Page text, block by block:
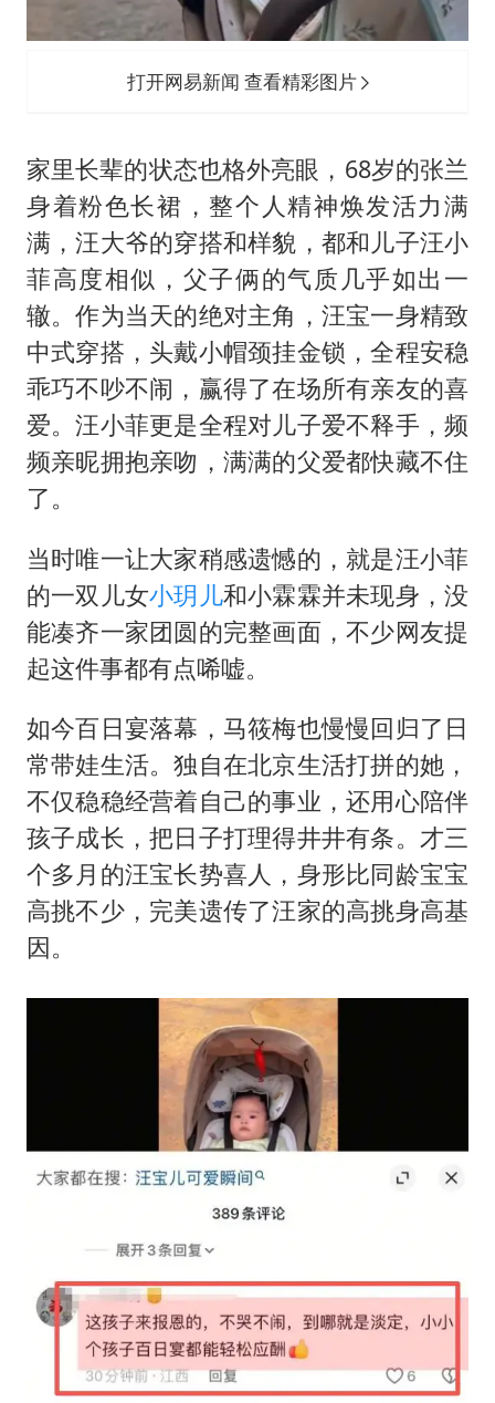
打开网易新闻 查看精彩图片
家里长辈的状态也格外亮眼，68岁的张兰
身着粉色长裙，整个人精神焕发活力满
满，汪大爷的穿搭和样貌，都和儿子汪小
菲高度相似，父子俩的气质几乎如出一
辙。作为当天的绝对主角，汪宝一身精致
中式穿搭，头戴小帽颈挂金锁，全程安稳
乖巧不吵不闹，赢得了在场所有亲友的喜
爱。汪小菲更是全程对儿子爱不释手，频
频亲昵拥抱亲吻，满满的父爱都快藏不住
了。
当时唯一让大家稍感遗憾的，就是汪小菲
的一双儿女小玥儿和小霖霖并未现身，没
能凑齐一家团圆的完整画面，不少网友提
起这件事都有点唏嘘。
如今百日宴落幕，马筱梅也慢慢回归了日
常带娃生活。独自在北京生活打拼的她，
不仅稳稳经营着自己的事业，还用心陪伴
孩子成长，把日子打理得井井有条。才三
个多月的汪宝长势喜人，身形比同龄宝宝
高挑不少，完美遗传了汪家的高挑身高基
因。